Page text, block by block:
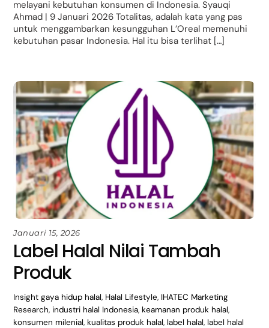
melayani kebutuhan konsumen di Indonesia. Syauqi
Ahmad | 9 Januari 2026 Totalitas, adalah kata yang pas
untuk menggambarkan kesungguhan L’Oreal memenuhi
kebutuhan pasar Indonesia. Hal itu bisa terlihat […]
Januari 15, 2026
Label Halal Nilai Tambah
Produk
Insight gaya hidup halal, Halal Lifestyle, IHATEC Marketing
Research, industri halal Indonesia, keamanan produk halal,
konsumen milenial, kualitas produk halal, label halal, label halal